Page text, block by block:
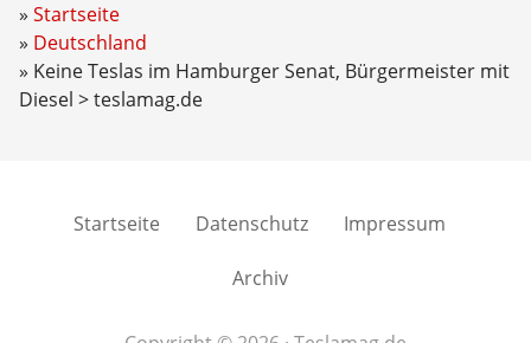
Startseite
Deutschland
Keine Teslas im Hamburger Senat, Bürgermeister mit
Diesel > teslamag.de
Startseite Datenschutz Impressum
Archiv